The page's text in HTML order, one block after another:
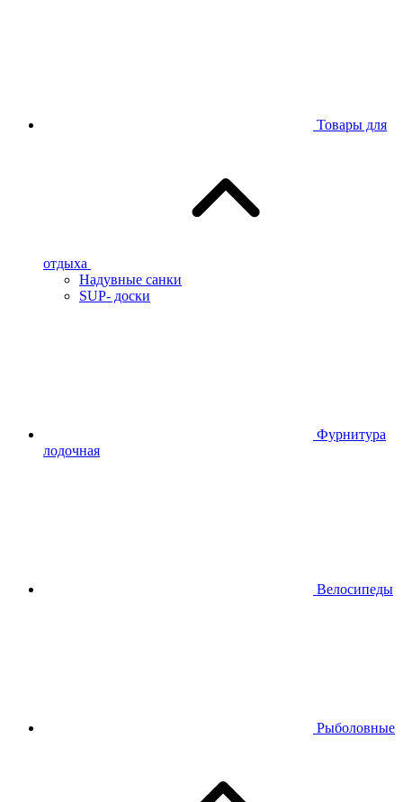
Товары для
отдыха
Надувные санки
SUP- доски
Фурнитура
лодочная
Велосипеды
Рыболовные